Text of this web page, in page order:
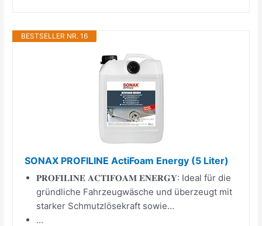
BESTSELLER NR. 16
SONAX PROFILINE ActiFoam Energy (5 Liter)
𝐏𝐑𝐎𝐅𝐈𝐋𝐈𝐍𝐄 𝐀𝐂𝐓𝐈𝐅𝐎𝐀𝐌 𝐄𝐍𝐄𝐑𝐆𝐘: Ideal für die
gründliche Fahrzeugwäsche und überzeugt mit
starker Schmutzlösekraft sowie...
...